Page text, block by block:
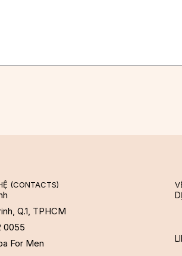
(CONTACTS)
Q.1, TPHCM
0055
For Men